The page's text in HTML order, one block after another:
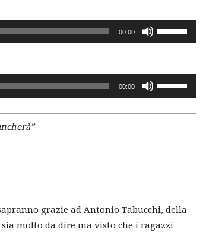
freccia
su/giù
00:00
i
freccia
su/giù
00:00
i
tasti
diminuire
grazie ad Antonio Tabucchi, della
molto da dire ma visto che i ragazzi